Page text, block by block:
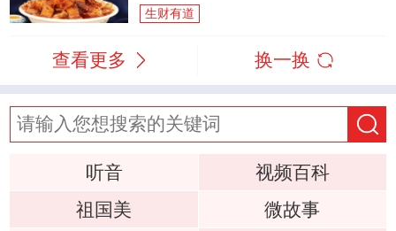
生财有道
查看更多 换一换
听音
视频百科
祖国美
微故事